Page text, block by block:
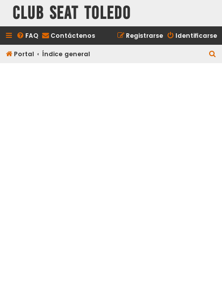
Club Seat Toledo
FAQ Contáctenos Identificarse
Registrarse
Portal Índice general